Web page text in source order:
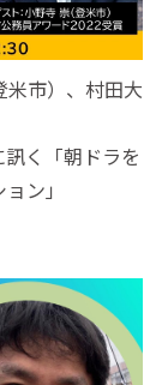
米市）、村田大
く「朝ドラを
ン」